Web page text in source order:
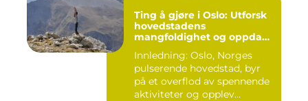
Ting å gjøre i Oslo: Utforsk
hovedstadens
mangfoldighet og oppdag
Innledning: Oslo, Norges
pulserende hovedstad, byr
på et overflod av spennende
aktiviteter og opplev...